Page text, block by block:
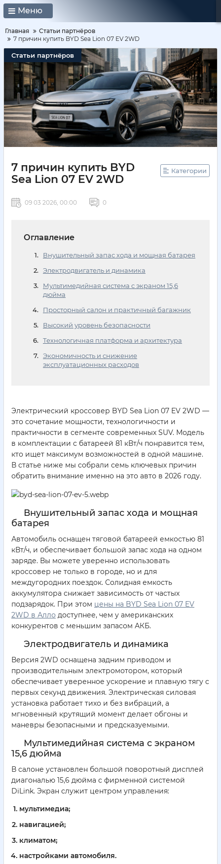
Меню
Главная
Статьи партнёров
7 причин купить BYD Sea Lion 07 EV 2WD
Статьи партнёров
7 причин купить BYD
Sea Lion 07 EV 2WD
Категории
09 03 2026, 00:00 0
Оглавление
Внушительный запас хода и мощная батарея
Электродвигатель и динамика
Мультимедийная система с экраном 15,6
дюйма
Просторный салон и практичный багажник
Высокий уровень безопасности
Технологичная платформа и архитектура
Экономичность и снижение
эксплуатационных расходов
Электрический кроссовер BYD Sea Lion 07 EV 2WD —
это сочетание мощности, технологичности и
практичности в сегменте современных SUV. Модель
в комплектации с батареей 81 кВт/ч понравится тем,
кто ищет максимум возможностей в одной машине.
В статье ниже мы собрали семь ключевых причин
обратить внимание именно на это авто в 2026 году.
Внушительный запас хода и мощная
батарея
Автомобиль оснащен тяговой батареей емкостью 81
кВт/ч, и обеспечивает большой запас хода на одном
заряде. Вы можете уверенно использовать
кроссовер не только в городе, но и для
междугородних поездок. Солидная емкость
аккумулятора снижает зависимость от частых
подзарядок. При этом цены на BYD Sea Lion 07 EV
2WD в Алло доступнее, чем у американских
конкурентов с меньшим запасом АКБ.
Электродвигатель и динамика
Версия 2WD оснащена задним приводом и
производительным электромотором, который
обеспечивает уверенное ускорение и плавную тягу с
первых секунд движения. Электрическая силовая
установка работает тихо и без вибраций, а
мгновенный крутящий момент делает обгоны и
маневры безопасными и предсказуемыми.
Мультимедийная система с экраном
15,6 дюйма
В салоне установлен большой поворотный дисплей
диагональю 15,6 дюйма с фирменной системой
DiLink. Экран служит центром управления:
мультимедиа;
навигацией;
климатом;
настройками автомобиля.